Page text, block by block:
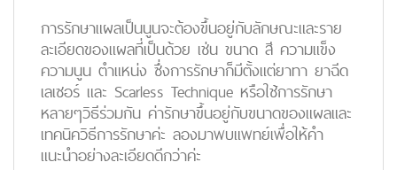
การรักษาแผลเป็นนูนจะต้องขึ้นอยู่กับลักษณะและราย
ละเอียดของแผลที่เป็นด้วย เช่น ขนาด สี ความแข็ง
ความนูน ตำแหน่ง ซึ่งการรักษาก็มีตั้งแต่ยาทา ยาฉีด
เลเซอร์ และ Scarless Technique หรือใช้การรักษา
หลายๆวิธีร่วมกัน ค่ารักษาขึ้นอยู่กับขนาดของแผลและ
เทคนิควิธีการรักษาค่ะ ลองมาพบแพทย์เพื่อให้คำ
แนะนำอย่างละเอียดดีกว่าค่ะ